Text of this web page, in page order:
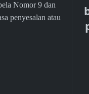
Nomor 9 dan
penyesalan atau